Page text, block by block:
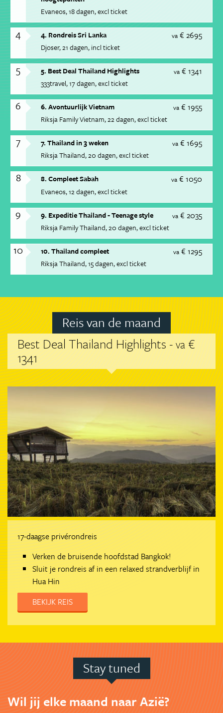
Evaneos 18 dagen excl ticket
4 va € 2695
4. Rondreis Sri Lanka
Djoser 21 dagen incl ticket
5 va € 1341
5. Best Deal Thailand Highlights
333travel 17 dagen excl ticket
6 va € 1955
6. Avontuurlijk Vietnam
Riksja Family Vietnam 22 dagen excl ticket
7 va € 1695
7. Thailand in 3 weken
Riksja Thailand 20 dagen excl ticket
8 va € 1050
8. Compleet Sabah
Evaneos 12 dagen excl ticket
9 va € 2035
9. Expeditie Thailand - Teenage style
Riksja Family Thailand 20 dagen excl ticket
10 va € 1295
10. Thailand compleet
Riksja Thailand 15 dagen excl ticket
Reis van de maand
Best Deal Thailand Highlights -va €
1341
17-daagse privérondreis
Verken de bruisende hoofdstad Bangkok!
Sluit je rondreis af in een relaxed strandverblijf in
Hua Hin
BEKIJK REIS
Stay tuned
Wil jij elke maand naar Azië?